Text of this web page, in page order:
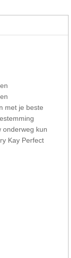
met je beste
onderweg kun
Kay Perfect